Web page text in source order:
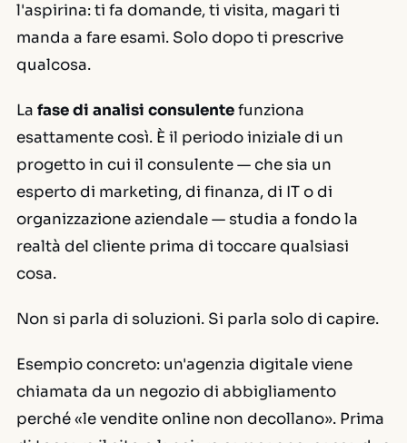
l'aspirina: ti fa domande, ti visita, magari ti
manda a fare esami. Solo dopo ti prescrive
qualcosa.
La fase di analisi consulentefunziona
esattamente così. È il periodo iniziale di un
progetto in cui il consulente — che sia un
esperto di marketing, di finanza, di IT o di
organizzazione aziendale — studia a fondo la
realtà del cliente prima di toccare qualsiasi
cosa.
Non si parla di soluzioni. Si parla solo di capire.
Esempio concreto: un'agenzia digitale viene
chiamata da un negozio di abbigliamento
perché «le vendite online non decollano». Prima